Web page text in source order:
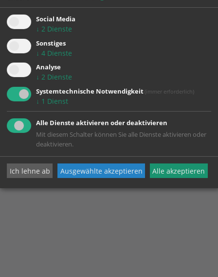
Social Media
↓ 2 Dienste
Sonstiges
↓ 4 Dienste
Analyse
↓ 2 Dienste
Systemtechnische Notwendigkeit (immer erforderlich)
↓ 1 Dienst
Alle Dienste aktivieren oder deaktivieren
Mit diesem Schalter können Sie alle Dienste aktivieren oder
deaktivieren.
Ich lehne ab Ausgewählte akzeptieren Alle akzeptieren